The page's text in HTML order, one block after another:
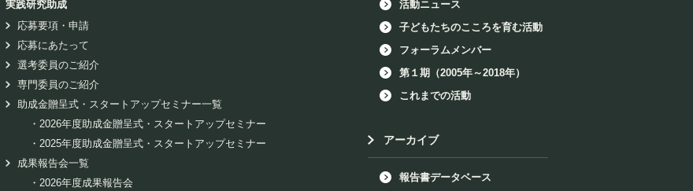
実践研究助成
応募要項・申請
応募にあたって
選考委員のご紹介
専門委員のご紹介
助成金贈呈式・スタートアップセミナー一覧
・ 2026年度助成金贈呈式・スタートアップセミナー
・ 2025年度助成金贈呈式・スタートアップセミナー
成果報告会一覧
・ 2026年度成果報告会
活動ニュース
子どもたちのこころを育む活動
フォーラムメンバー
第１期（2005年～2018年）
これまでの活動
アーカイブ
報告書データベース